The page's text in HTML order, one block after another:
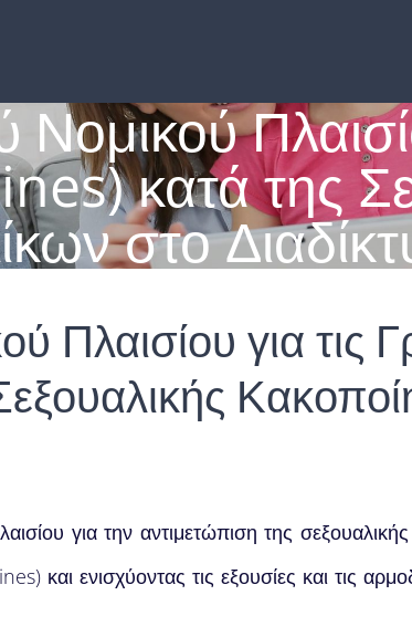
κατά της
στο
Πλαισίου για τις
για την αντιμετώπιση της
και ενισχύοντας τις εξουσίες και τις